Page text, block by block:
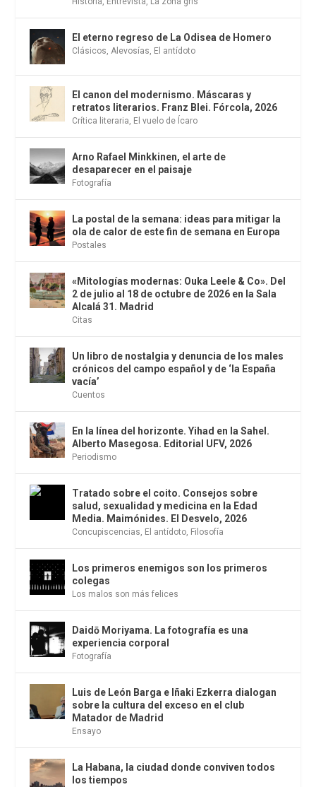
El eterno regreso de La Odisea de Homero
Clásicos,Alevosías, El antídoto
El canon del modernismo. Máscaras y
retratos literarios. Franz Blei. Fórcola, 2026
Crítica literaria, El vuelo de Ícaro
Arno Rafael Minkkinen, el arte de
desaparecer en el paisaje
Fotografía
La postal de la semana: ideas para mitigar la
ola de calor de este fin de semana en Europa
Postales
«Mitologías modernas: Ouka Leele & Co». Del
2 de julio al 18 de octubre de 2026 en la Sala
Alcalá 31. Madrid
Citas
Un libro de nostalgia y denuncia de los males
crónicos del campo español y de ‘la España
vacía’
Cuentos
En la línea del horizonte. Yihad en la Sahel.
Alberto Masegosa. Editorial UFV, 2026
Periodismo
Tratado sobre el coito. Consejos sobre
salud, sexualidad y medicina en la Edad
Media. Maimónides. El Desvelo, 2026
Concupiscencias, El antídoto, Filosofía
Los primeros enemigos son los primeros
colegas
Los malos son más felices
Daidō Moriyama. La fotografía es una
experiencia corporal
Fotografía
Luis de León Barga e Iñaki Ezkerra dialogan
sobre la cultura del exceso en el club
Matador de Madrid
Ensayo
La Habana, la ciudad donde conviven todos
los tiempos